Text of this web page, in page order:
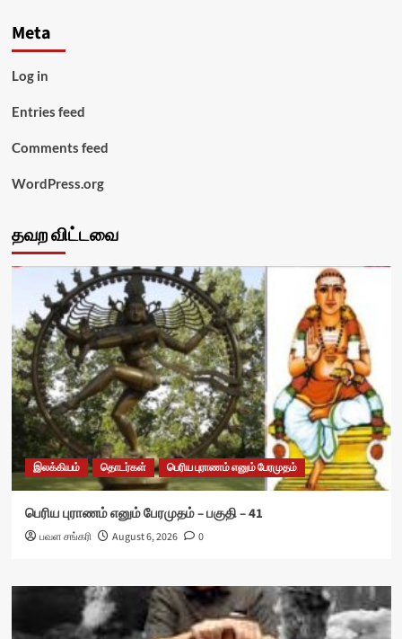
Meta
Log in
Entries feed
Comments feed
WordPress.org
தவற விட்டவை
இலக்கியம் தொடர்கள் பெரிய புராணம் எனும் பேரமுதம்
பெரிய புராணம் எனும் பேரமுதம் – பகுதி – 41
பவள சங்கரி August 6, 2026 0